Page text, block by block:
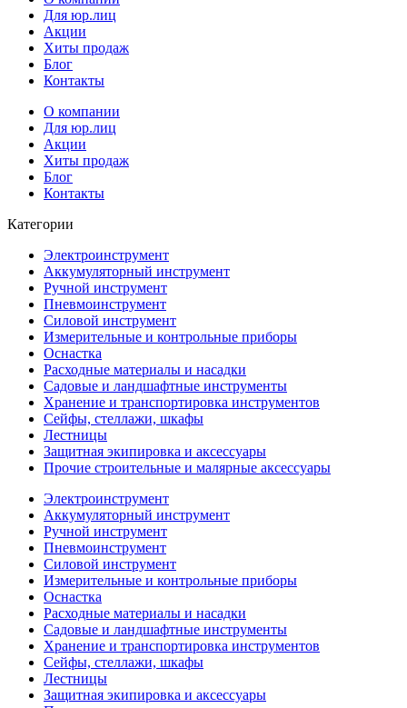
Для юр.лиц
Акции
Хиты продаж
Блог
Контакты
О компании
Для юр.лиц
Акции
Хиты продаж
Блог
Контакты
Категории
Электроинструмент
Аккумуляторный инструмент
Ручной инструмент
Пневмоинструмент
Силовой инструмент
Измерительные и контрольные приборы
Оснастка
Расходные материалы и насадки
Садовые и ландшафтные инструменты
Хранение и транспортировка инструментов
Сейфы, стеллажи, шкафы
Лестницы
Защитная экипировка и аксессуары
Прочие строительные и малярные аксессуары
Электроинструмент
Аккумуляторный инструмент
Ручной инструмент
Пневмоинструмент
Силовой инструмент
Измерительные и контрольные приборы
Оснастка
Расходные материалы и насадки
Садовые и ландшафтные инструменты
Хранение и транспортировка инструментов
Сейфы, стеллажи, шкафы
Лестницы
Защитная экипировка и аксессуары